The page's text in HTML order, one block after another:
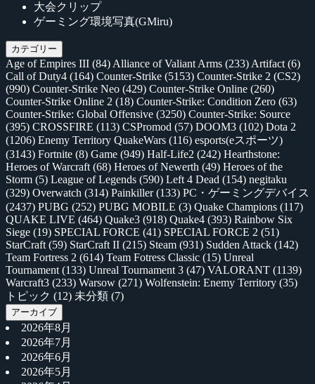
大会クリップ
ゲーミング環境写真(GMiru)
カテゴリー
Age of Empires III (84) Alliance of Valiant Arms (233) Artifact (6)
Call of Duty4 (164) Counter-Strike (5153) Counter-Strike 2 (CS2)
(990) Counter-Strike Neo (429) Counter-Strike Online (260)
Counter-Strike Online 2 (18) Counter-Strike: Condition Zero (63)
Counter-Strike: Global Offensive (3250) Counter-Strike: Source
(395) CROSSFIRE (113) CSPromod (57) DOOM3 (102) Dota 2
(1206) Enemy Territory QuakeWars (116) esports(eスポーツ)
(3143) Fortnite (8) Game (949) Half-Life2 (242) Hearthstone:
Heroes of Warcraft (68) Heroes of Newerth (49) Heroes of the
Storm (5) League of Legends (590) Left 4 Dead (154) negitaku
(329) Overwatch (314) Painkiller(133) PC・ゲーミングデバイス
(2437) PUBG (252) PUBG MOBILE (3) Quake Champions (117)
QUAKE LIVE (464) Quake3 (918) Quake4 (393) Rainbow Six
Siege (19) SPECIAL FORCE (41) SPECIAL FORCE 2 (51)
StarCraft (59) StarCraft II (215) Steam (931) Sudden Attack (142)
Team Fortress 2 (614) Team Fotress Classic (15) Unreal
Tournament (133) Unreal Tournament 3 (47) VALORANT (1139)
Warcraft3 (233) Warsow (271) Wolfenstein: Enemy Territory (35)
トピック (12) 未分類 (7)
アーカイブ
2026年8月
2026年7月
2026年6月
2026年5月